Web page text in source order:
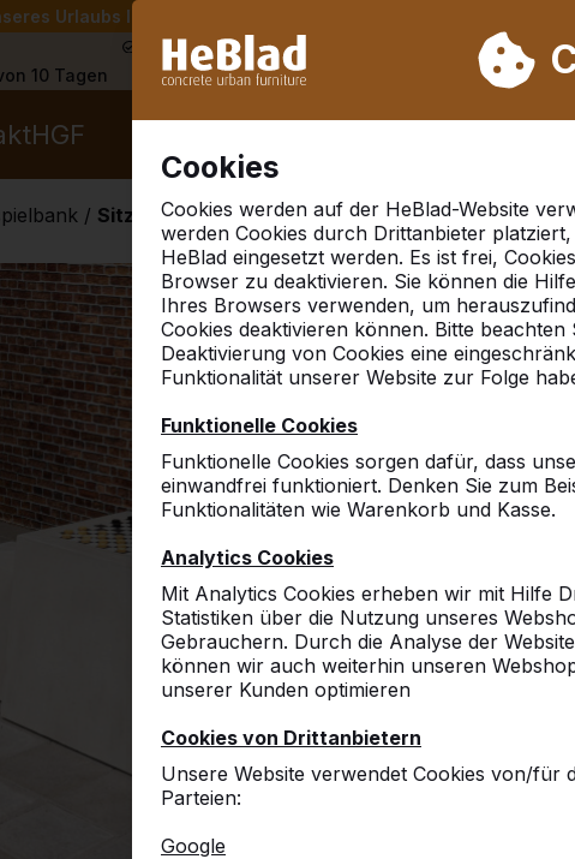
Urlaubs liefern wir von Woche 31 bis Woche 33 nicht. Bitte
Cookies
Cookies werden auf der HeBlad-Website
werden Cookies durch Drittanbieter
HeBlad eingesetzt werden. Es ist frei,
Browser zu deaktivieren. Sie können die
Ihres Browsers verwenden, um
Cookies deaktivieren können. Bitte beachten
Deaktivierung von Cookies eine
Funktionalität unserer Website zur Folge
Funktionelle Cookies
Funktionelle Cookies sorgen dafür, dass
einwandfrei funktioniert. Denken Sie zum
Funktionalitäten wie Warenkorb und Kasse.
Analytics Cookies
Mit Analytics Cookies erheben wir mit Hilfe
Statistiken über die Nutzung unseres
Gebrauchern. Durch die Analyse der
können wir auch weiterhin unseren
unserer Kunden optimieren
Cookies von Drittanbietern
Unsere Website verwendet Cookies von/für
Parteien:
Google
Schon mehr als 30.000 Produkten verkauft
10 Tagen
HGF
/ Sitzspielbank Dame Beton Naturell